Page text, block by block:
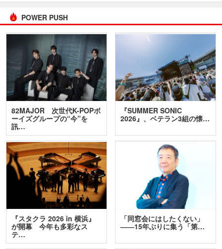
POWER PUSH
82MAJOR 次世代K-POPボ
ーイズグループの“今”を
訊…
『SUMMER SONIC
2026』、ベテラン3組の懐…
『スタクラ 2026 in 横浜』
が開幕 今年も多彩なス
テ…
「同窓会にはしたくない」
――15年ぶりに集う「第…